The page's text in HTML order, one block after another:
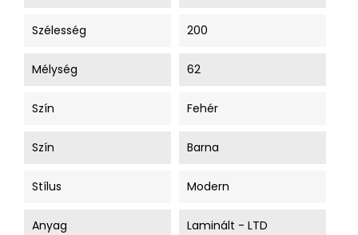
Szélesség 200
Mélység 62
Szín Fehér
Szín Barna
Stílus Modern
Anyag Laminált - LTD